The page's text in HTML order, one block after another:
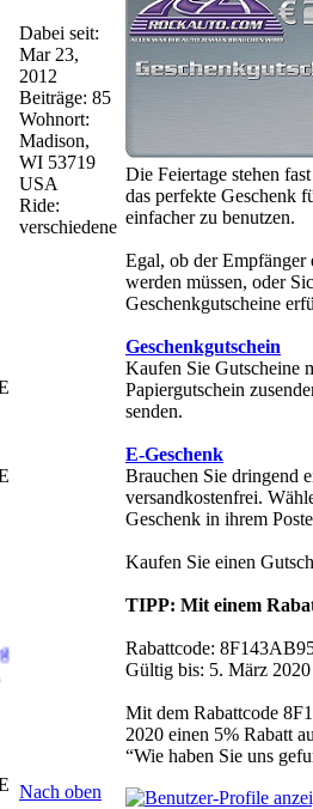
Dabei seit:
Mar 23,
2012
Beiträge: 85
Wohnort:
Madison,
WI 53719
USA
Ride:
verschiedene
Die Feiertage stehen
das perfekte Geschenk
einfacher zu benutzen.
Egal, ob der Empfänger
werden müssen, oder
Geschenkgutscheine
Geschenkgutschein
Kaufen Sie Gutscheine
Papiergutschein
senden.
E-Geschenk
Brauchen Sie dringend
versandkostenfrei.
Geschenk in ihrem
Kaufen Sie einen
TIPP: Mit einem
Rabattcode:
Gültig bis: 5. März
Mit dem Rabattcode
2020 einen 5% Rabatt
“Wie haben Sie uns
Nach oben